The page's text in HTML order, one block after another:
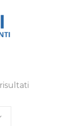
risultati